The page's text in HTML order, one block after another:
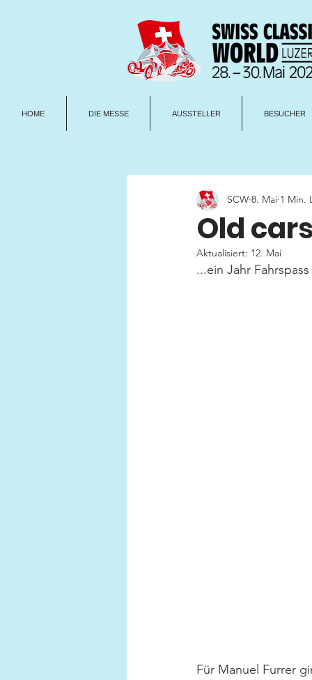
HOME DIE MESSE AUSSTELLER BESUCHER
Old
SCW 8. Mai 1 Min.
Aktualisiert: 12. Mai
...ein Jahr
Für Manuel Furrer